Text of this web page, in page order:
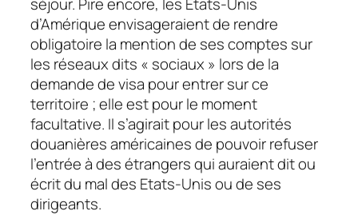
d’Amérique envisageraient de rendre
obligatoire la mention de ses comptes sur
les réseaux dits « sociaux » lors de la
demande de visa pour entrer sur ce
territoire ; elle est pour le moment
facultative. Il s’agirait pour les autorités
douanières américaines de pouvoir refuser
l’entrée à des étrangers qui auraient dit ou
écrit du mal des Etats-Unis ou de ses
dirigeants.